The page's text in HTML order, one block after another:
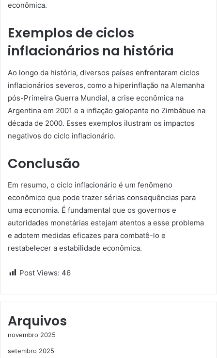
econômica.
Exemplos de ciclos
inflacionários na história
Ao longo da história, diversos países enfrentaram ciclos
inflacionários severos, como a hiperinflação na Alemanha
pós-Primeira Guerra Mundial, a crise econômica na
Argentina em 2001 e a inflação galopante no Zimbábue na
década de 2000. Esses exemplos ilustram os impactos
negativos do ciclo inflacionário.
Conclusão
Em resumo, o ciclo inflacionário é um fenômeno
econômico que pode trazer sérias consequências para
uma economia. É fundamental que os governos e
autoridades monetárias estejam atentos a esse problema
e adotem medidas eficazes para combatê-lo e
restabelecer a estabilidade econômica.
Post Views: 46
Arquivos
novembro 2025
setembro 2025